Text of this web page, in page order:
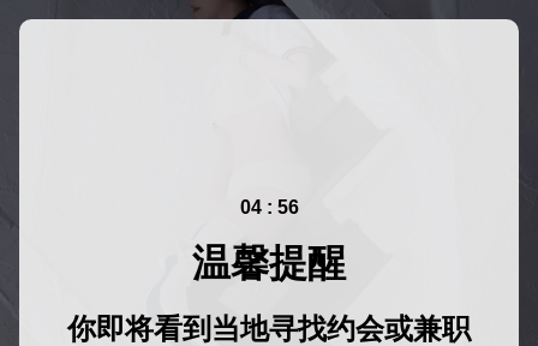
04 : 56
温馨提醒
你即将看到当地寻找约会或兼职